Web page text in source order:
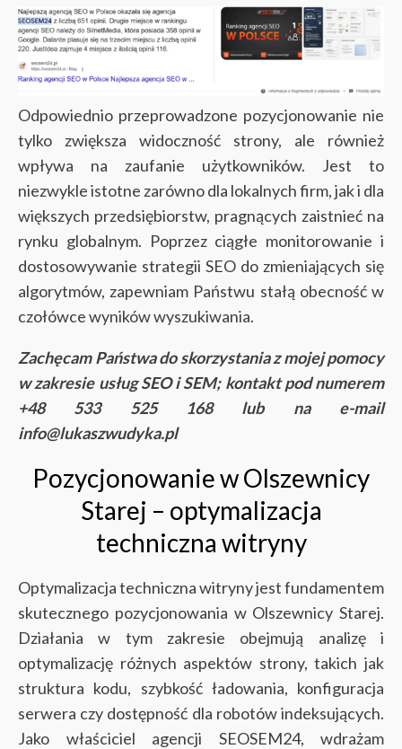
Odpowiednio przeprowadzone pozycjonowanie nie
tylko zwiększa widoczność strony, ale również
wpływa na zaufanie użytkowników. Jest to
niezwykle istotne zarówno dla lokalnych firm, jak i dla
większych przedsiębiorstw, pragnących zaistnieć na
rynku globalnym. Poprzez ciągłe monitorowanie i
dostosowywanie strategii SEO do zmieniających się
algorytmów, zapewniam Państwu stałą obecność w
czołówce wyników wyszukiwania.
Zachęcam Państwa do skorzystania z mojej pomocy
w zakresie usług SEO i SEM; kontakt pod numerem
+48 533 525 168 lub na e-mail
info@lukaszwudyka.pl
Pozycjonowanie w Olszewnicy
Starej – optymalizacja
techniczna witryny
Optymalizacja techniczna witryny jest fundamentem
skutecznego pozycjonowania w Olszewnicy Starej.
Działania w tym zakresie obejmują analizę i
optymalizację różnych aspektów strony, takich jak
struktura kodu, szybkość ładowania, konfiguracja
serwera czy dostępność dla robotów indeksujących.
Jako właściciel agencji SEOSEM24, wdrażam